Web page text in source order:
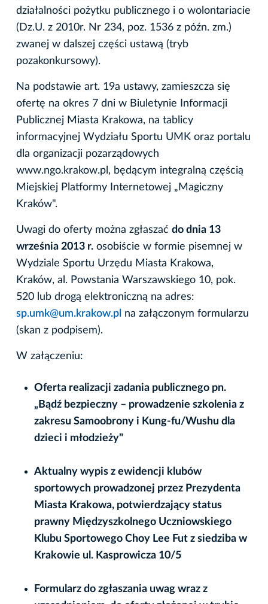
działalności pożytku publicznego i o wolontariacie
(Dz.U. z 2010r. Nr 234, poz. 1536 z późn. zm.)
zwanej w dalszej części ustawą (tryb
pozakonkursowy).
Na podstawie art. 19a ustawy, zamieszcza się
ofertę na okres 7 dni w Biuletynie Informacji
Publicznej Miasta Krakowa, na tablicy
informacyjnej Wydziału Sportu UMK oraz portalu
dla organizacji pozarządowych
www.ngo.krakow.pl, będącym integralną częścią
Miejskiej Platformy Internetowej „Magiczny
Kraków".
Uwagi do oferty można zgłaszać do dnia 13
września 2013 r. osobiście w formie pisemnej w
Wydziale Sportu Urzędu Miasta Krakowa,
Kraków, al. Powstania Warszawskiego 10, pok.
520 lub drogą elektroniczną na adres:
sp.umk@um.krakow.pl na załączonym formularzu
(skan z podpisem).
W załączeniu:
Oferta realizacji zadania publicznego pn.
„Bądź bezpieczny – prowadzenie szkolenia z
zakresu Samoobrony i Kung-fu/Wushu dla
dzieci i młodzieży"
Aktualny wypis z ewidencji klubów
sportowych prowadzonej przez Prezydenta
Miasta Krakowa, potwierdzający status
prawny Międzyszkolnego Uczniowskiego
Klubu Sportowego Choy Lee Fut z siedziba w
Krakowie ul. Kasprowicza 10/5
Formularz do zgłaszania uwag wraz z